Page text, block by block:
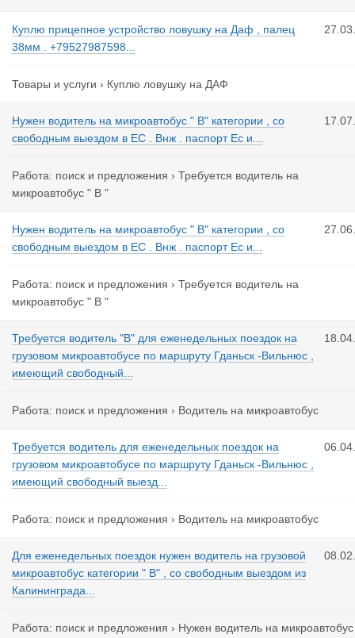
Куплю прицепное устройство ловушку на Даф , палец
38мм . +79527987598...
Товары и услуги › Куплю ловушку на ДАФ
Нужен водитель на микроавтобус " B" категории , со
свободным выездом в ЕС . Внж . паспорт Ес и...
Работа: поиск и предложения › Требуется водитель на
микроавтобус " В "
Нужен водитель на микроавтобус " B" категории , со
свободным выездом в ЕС . Внж . паспорт Ес и...
Работа: поиск и предложения › Требуется водитель на
микроавтобус " В "
Требуется водитель "В" для еженедельных поездок на
грузовом микроавтобусе по маршруту Гданьск -Вильнюс ,
имеющий свободный...
Работа: поиск и предложения › Водитель на микроавтобус
Требуется водитель для еженедельных поездок на
грузовом микроавтобусе по маршруту Гданьск -Вильнюс ,
имеющий свободный выезд...
Работа: поиск и предложения › Водитель на микроавтобус
Для еженедельных поездок нужен водитель на грузовой
микроавтобус категории " В" , со свободным выездом из
Калининграда...
Работа: поиск и предложения › Нужен водитель на микроавтобус